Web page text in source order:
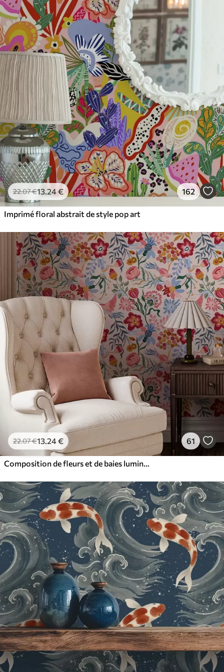
65.0039.00 €/m²
22.07€13.24€ 162
Imprimé floral abstrait de style pop art
22.07€13.24€ 61
Composition de fleurs et de baies lumineuses avec des perroquets